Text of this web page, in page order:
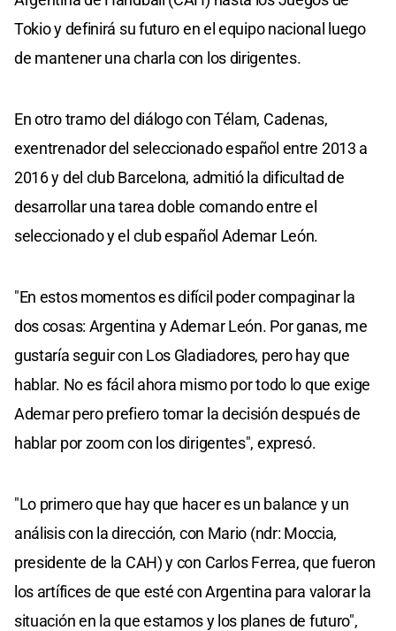
Tokio y definirá su futuro en el equipo nacional luego
de mantener una charla con los dirigentes.
En otro tramo del diálogo con Télam, Cadenas,
exentrenador del seleccionado español entre 2013 a
2016 y del club Barcelona, admitió la dificultad de
desarrollar una tarea doble comando entre el
seleccionado y el club español Ademar León.
"En estos momentos es difícil poder compaginar la
dos cosas: Argentina y Ademar León. Por ganas, me
gustaría seguir con Los Gladiadores, pero hay que
hablar. No es fácil ahora mismo por todo lo que exige
Ademar pero prefiero tomar la decisión después de
hablar por zoom con los dirigentes", expresó.
"Lo primero que hay que hacer es un balance y un
análisis con la dirección, con Mario (ndr: Moccia,
presidente de la CAH) y con Carlos Ferrea, que fueron
los artífices de que esté con Argentina para valorar la
situación en la que estamos y los planes de futuro",